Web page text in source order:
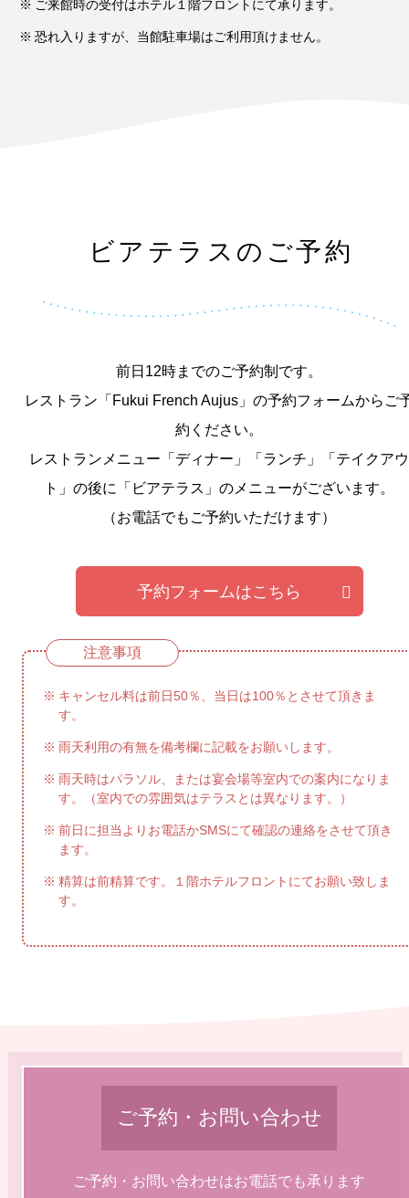
ご来館時の受付はホテル１階フロントにて承ります。
恐れ入りますが、当館駐車場はご利用頂けません。
ビアテラスのご予約
前日12時までのご予約制です。
レストラン「Fukui French Aujus」の予約フォームからご
約ください。
レストランメニュー「ディナー」「ランチ」「テイクアウ
ト」の後に「ビアテラス」のメニューがございます。
（お電話でもご予約いただけます）
予約フォームはこちら
キャンセル料は前日50％、当日は100％とさせて頂きま
す。
雨天利用の有無を備考欄に記載をお願いします。
雨天時はパラソル、または宴会場等室内での案内になりま
す。（室内での雰囲気はテラスとは異なります。）
前日に担当よりお電話かSMSにて確認の連絡をさせて頂き
ます。
精算は前精算です。１階ホテルフロントにてお願い致しま
す。
ご予約・お問い合わせ
ご予約・お問い合わせはお電話でも承ります